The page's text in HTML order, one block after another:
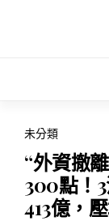
未分類
“外資撤
300點！
413億，